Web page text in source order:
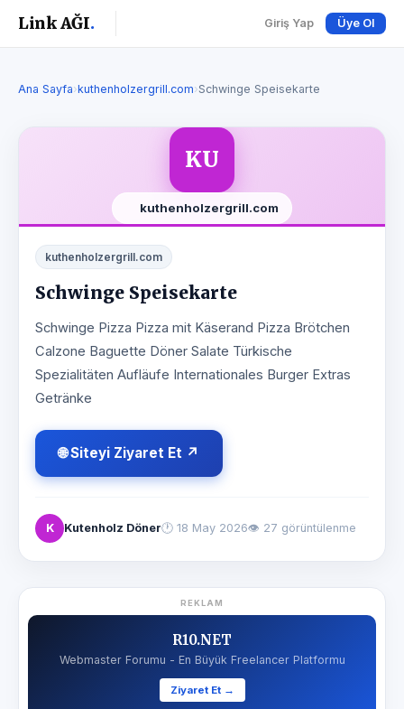
Link AĞI. Giriş Yap Üye Ol
Ana Sayfa›kuthenholzergrill.com›Schwinge Speisekarte
KU
kuthenholzergrill.com
kuthenholzergrill.com
Schwinge Speisekarte
Schwinge Pizza Pizza mit Käserand Pizza Brötchen
Calzone Baguette Döner Salate Türkische
Spezialitäten Aufläufe Internationales Burger Extras
Getränke
🌐 Siteyi Ziyaret Et ↗
K Kutenholz Döner🕐 18 May 2026👁 27 görüntülenme
REKLAM
R10.NET
Webmaster Forumu - En Büyük Freelancer Platformu
Ziyaret Et →